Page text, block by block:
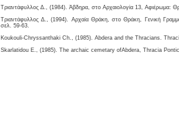
Τριαντάφυλλος Δ., (1984). Άβδηρα, στο Αρχαιολογία 13, Αφιέρωμα:
Τριαντάφυλλος Δ., (1994). Αρχαία Θράκη, στο Θράκη, Γενική
σελ. 59-63.
Koukouli-Chryssanthaki Ch., (1985). Abdera and the Thracians.
Skarlatidou Ε., (1985). The archaic cemetary ofAbdera, Thracia